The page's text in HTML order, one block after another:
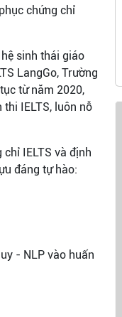
chứng chỉ
sinh thái giáo
LangGo, Trường
từ năm 2020,
IELTS, luôn nỗ
IELTS và định
đáng tự hào:
- NLP vào huấn